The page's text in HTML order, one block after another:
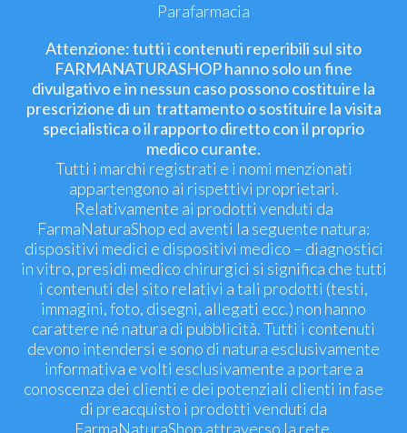
Parafarmacia
Attenzione: tutti i contenuti reperibili sul sito
FARMANATURASHOP hanno solo un fine
divulgativo e in nessun caso possono costituire la
prescrizione di un trattamento o sostituire la visita
specialistica o il rapporto diretto con il proprio
medico curante.
Tutti i marchi registrati e i nomi menzionati
appartengono ai rispettivi proprietari.
Relativamente ai prodotti venduti da
FarmaNaturaShop ed aventi la seguente natura:
dispositivi medici e dispositivi medico – diagnostici
in vitro, presidi medico chirurgici si significa che tutti
i contenuti del sito relativi a tali prodotti (testi,
immagini, foto, disegni, allegati ecc.) non hanno
carattere né natura di pubblicità. Tutti i contenuti
devono intendersi e sono di natura esclusivamente
informativa e volti esclusivamente a portare a
conoscenza dei clienti e dei potenziali clienti in fase
di preacquisto i prodotti venduti da
FarmaNaturaShop attraverso la rete.